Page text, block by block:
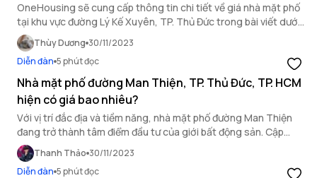
OneHousing sẽ cung cấp thông tin chi tiết về giá nhà mặt phố
tại khu vực đường Lý Kế Xuyên, TP. Thủ Đức trong bài viết dưới
đây!
Thùy Dương 30/11/2023
Diễn đàn 5 phút đọc
Nhà mặt phố đường Man Thiện, TP. Thủ Đức, TP. HCM
hiện có giá bao nhiêu?
Với vị trí đắc địa và tiềm năng, nhà mặt phố đường Man Thiện
đang trở thành tâm điểm đầu tư của giới bất động sản. Cập
nhật giá mặt phố mới nhất trong bài viết này cùng
OneHousing.
Thanh Thảo 30/11/2023
Diễn đàn 5 phút đọc